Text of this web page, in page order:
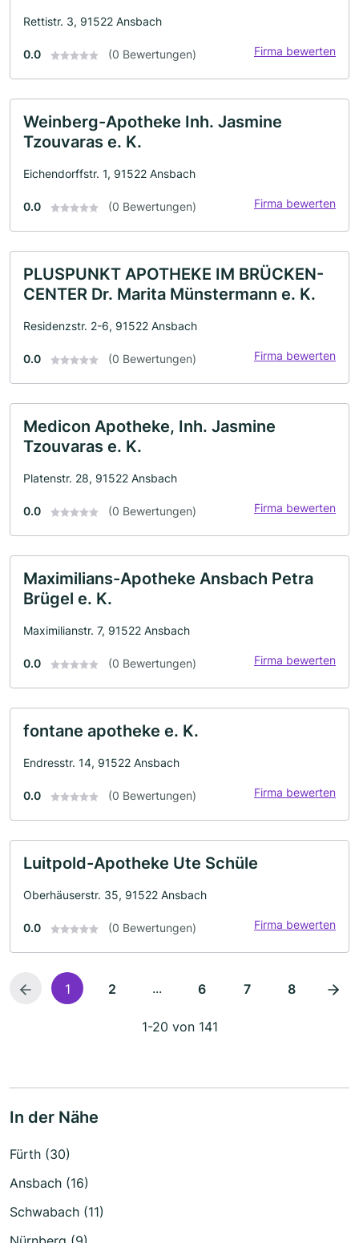
Rettistr. 3, 91522 Ansbach
0.0 (0 Bewertungen) Firma bewerten
Weinberg-Apotheke Inh. Jasmine
Tzouvaras e. K.
Eichendorffstr. 1, 91522 Ansbach
0.0 (0 Bewertungen) Firma bewerten
PLUSPUNKT APOTHEKE IM BRÜCKEN-
CENTER Dr. Marita Münstermann e. K.
Residenzstr. 2-6, 91522 Ansbach
0.0 (0 Bewertungen) Firma bewerten
Medicon Apotheke, Inh. Jasmine
Tzouvaras e. K.
Platenstr. 28, 91522 Ansbach
0.0 (0 Bewertungen) Firma bewerten
Maximilians-Apotheke Ansbach Petra
Brügel e. K.
Maximilianstr. 7, 91522 Ansbach
0.0 (0 Bewertungen) Firma bewerten
fontane apotheke e. K.
Endresstr. 14, 91522 Ansbach
0.0 (0 Bewertungen) Firma bewerten
Luitpold-Apotheke Ute Schüle
Oberhäuserstr. 35, 91522 Ansbach
0.0 (0 Bewertungen) Firma bewerten
1 2 ... 6 7 8
1-20 von 141
In der Nähe
Fürth (30)
Ansbach (16)
Schwabach (11)